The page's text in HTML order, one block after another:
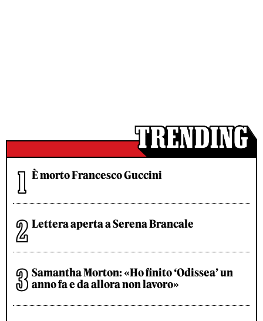
È morto Francesco Guccini
Lettera aperta a Serena Brancale
Samantha Morton: «Ho finito ‘Odissea’ un
anno fa e da allora non lavoro»